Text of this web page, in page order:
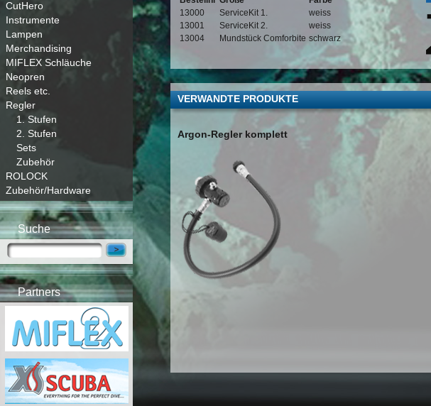
CutHero
Instrumente
Lampen
Merchandising
MIFLEX Schläuche
Neopren
Reels etc.
Regler
1. Stufen
2. Stufen
Sets
Zubehör
ROLOCK
Zubehör/Hardware
Suche
Partners
13000
ServiceKit 1.
weiss
13001
ServiceKit 2.
weiss
13004
Mundstück Comforbite schwarz
VERWANDTE PRODUKTE
Argon-Regler komplett